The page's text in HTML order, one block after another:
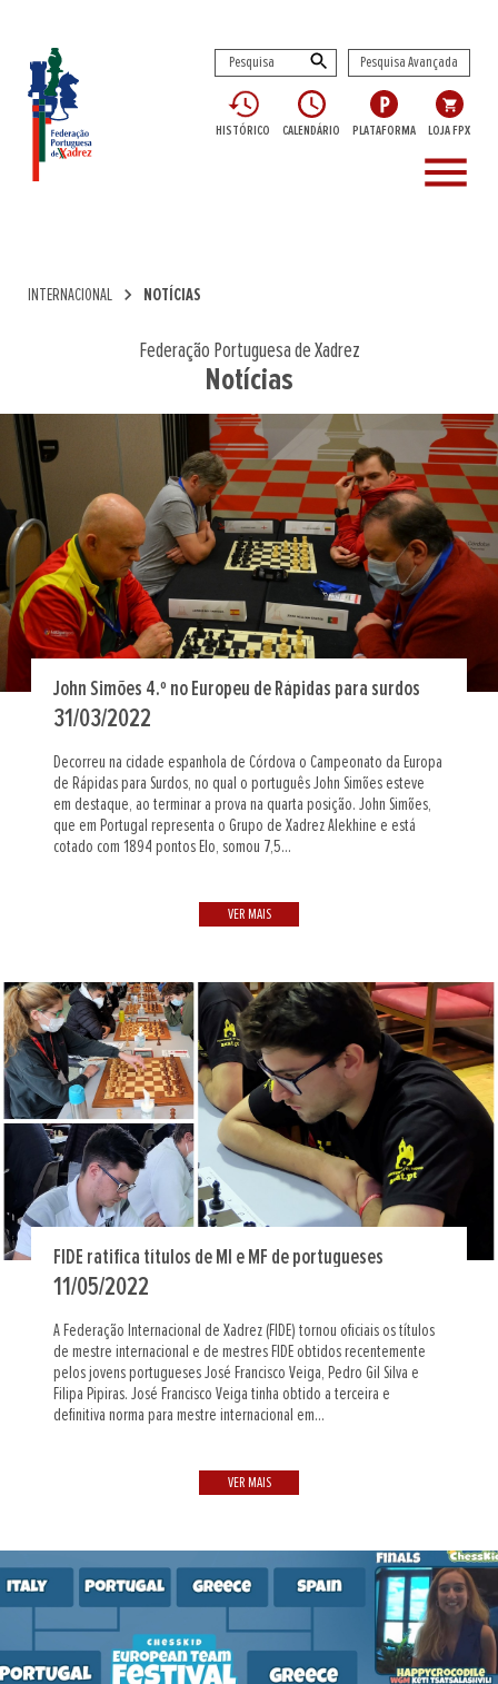
Pesquisa Avançada
HISTÓRICO CALENDÁRIO PLATAFORMA LOJA FPX
menu
INTERNACIONAL chevron_right NOTÍCIAS
Federação Portuguesa de Xadrez
Notícias
John Simões 4.º no Europeu de Rápidas para surdos
31/03/2022
Decorreu na cidade espanhola de Córdova o Campeonato da Europa
de Rápidas para Surdos, no qual o português John Simões esteve
em destaque, ao terminar a prova na quarta posição. John Simões,
que em Portugal representa o Grupo de Xadrez Alekhine e está
cotado com 1894 pontos Elo, somou 7,5...
VER MAIS
FIDE ratifica títulos de MI e MF de portugueses
11/05/2022
A Federação Internacional de Xadrez (FIDE) tornou oficiais os títulos
de mestre internacional e de mestres FIDE obtidos recentemente
pelos jovens portugueses José Francisco Veiga, Pedro Gil Silva e
Filipa Pipiras. José Francisco Veiga tinha obtido a terceira e
definitiva norma para mestre internacional em...
VER MAIS